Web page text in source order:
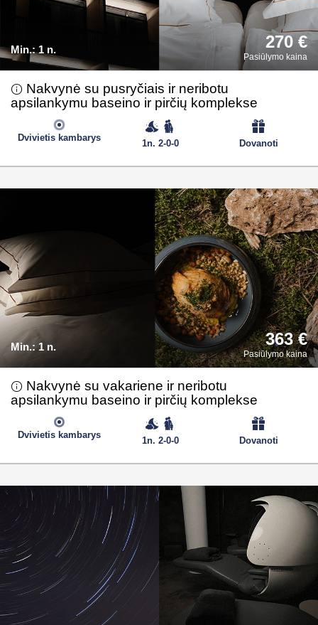
Min.: 1 n. 270 €
Pasiūlymo kaina
Nakvynė su pusryčiais ir neribotu
apsilankymu baseino ir pirčių komplekse
Dovanoti
Dvivietis kambarys
1n. 2-0-0
Min.: 1 n. 363 €
Pasiūlymo kaina
Nakvynė su vakariene ir neribotu
apsilankymu baseino ir pirčių komplekse
Dovanoti
Dvivietis kambarys
1n. 2-0-0